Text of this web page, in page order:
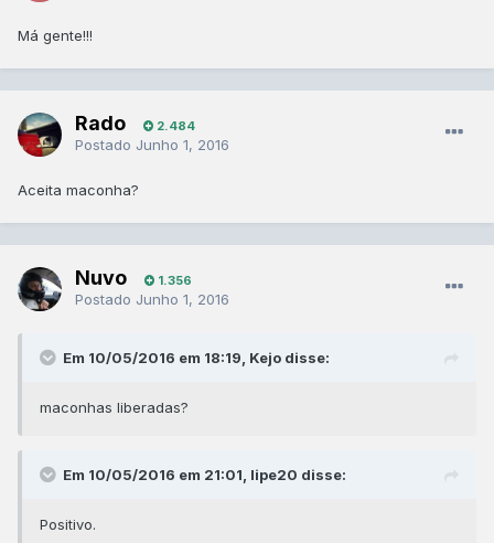
Má gente!!!
Rado 2.484
Postado Junho 1, 2016
Aceita maconha?
Nuvo 1.356
Postado Junho 1, 2016
Em 10/05/2016 em 18:19, Kejo disse:
maconhas liberadas?
Em 10/05/2016 em 21:01, lipe20 disse:
Positivo.